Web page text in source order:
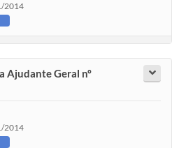
2014
Ajudante Geral nº
2014